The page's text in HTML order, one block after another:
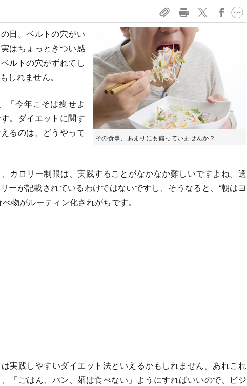
その食事、あまりにも偏っていませんか？
日。ベルトの穴がい
はちょっときつい感
ルトの穴がずれてし
しれません。
「今年こそは痩せよ
。ダイエットに関す
るのは、どうやって
カロリー制限は、実践することがなかなか難しいですよね。選
ーが記載されているわけではないですし、そうなると、“朝はヨ
物がルーティン化されがちです。
実践しやすいダイエット法といえるかもしれません。あれこれ
「ごはん、パン、麺は食べない」ようにすればいいので、ビジ